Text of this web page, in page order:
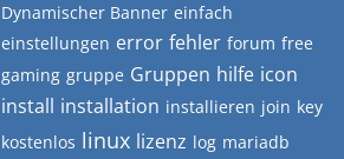
Dynamischer Banner einfach
einstellungen error fehler forum free
gaming gruppe Gruppen hilfe icon
install installation installieren join key
kostenlos linux lizenz log mariadb